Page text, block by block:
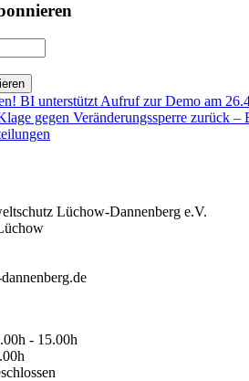
BI unterstützt Aufruf zur Demo am
gegen Veränderungssperre zurück
Lüchow-Dannenberg e.V.
- 15.00h